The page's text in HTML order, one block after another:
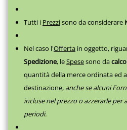
Dermatologo, Dottore, Dottoressa,
Medico, Oss, Panettiere,
Pizzaiolo, Ricostruttrice unghie,
Tutti i Prezzisono da considerare
Nel caso l'Offerta in oggetto,
Spedizione, leSpesesono da
quantità della merce ordinata ed
destinazione, anche se alcuni
incluse nel prezzo o azzerarle per
periodi.